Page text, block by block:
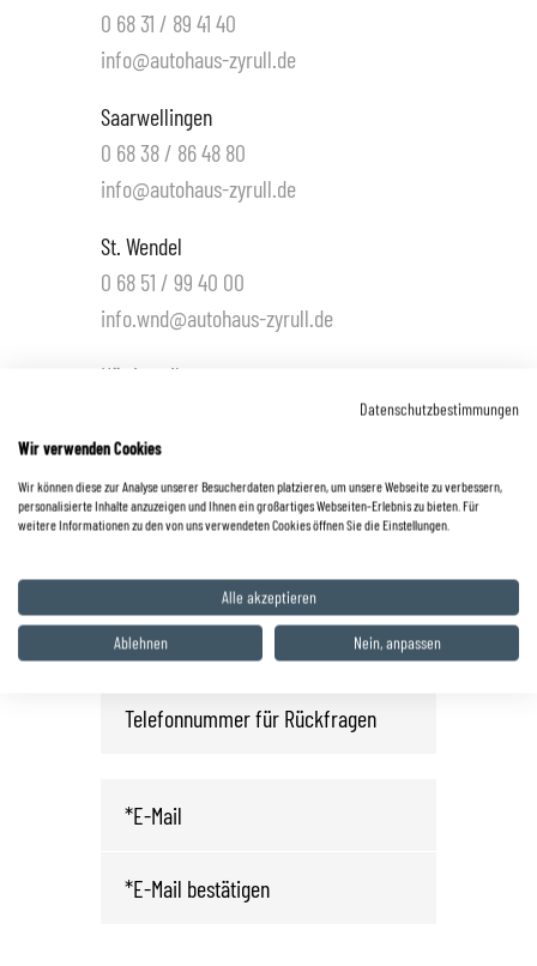
0 68 31 / 89 41 40
info@autohaus-zyrull.de
Saarwellingen
0 68 38 / 86 48 80
info@autohaus-zyrull.de
St. Wendel
0 68 51 / 99 40 00
info.wnd@autohaus-zyrull.de
Hüttigweiler
info.wnd@autohaus-zyrull.de
Fahrzeug anfragen oder
Datenschutzbestimmungen
Wir verwenden Cookies
Wir können diese zur Analyse unserer Besucherdaten platzieren, um unsere Webseite zu verbessern,
personalisierte Inhalte anzuzeigen und Ihnen ein großartiges Webseiten-Erlebnis zu bieten. Für
weitere Informationen zu den von uns verwendeten Cookies öffnen Sie die Einstellungen.
Alle akzeptieren
Ablehnen Nein, anpassen